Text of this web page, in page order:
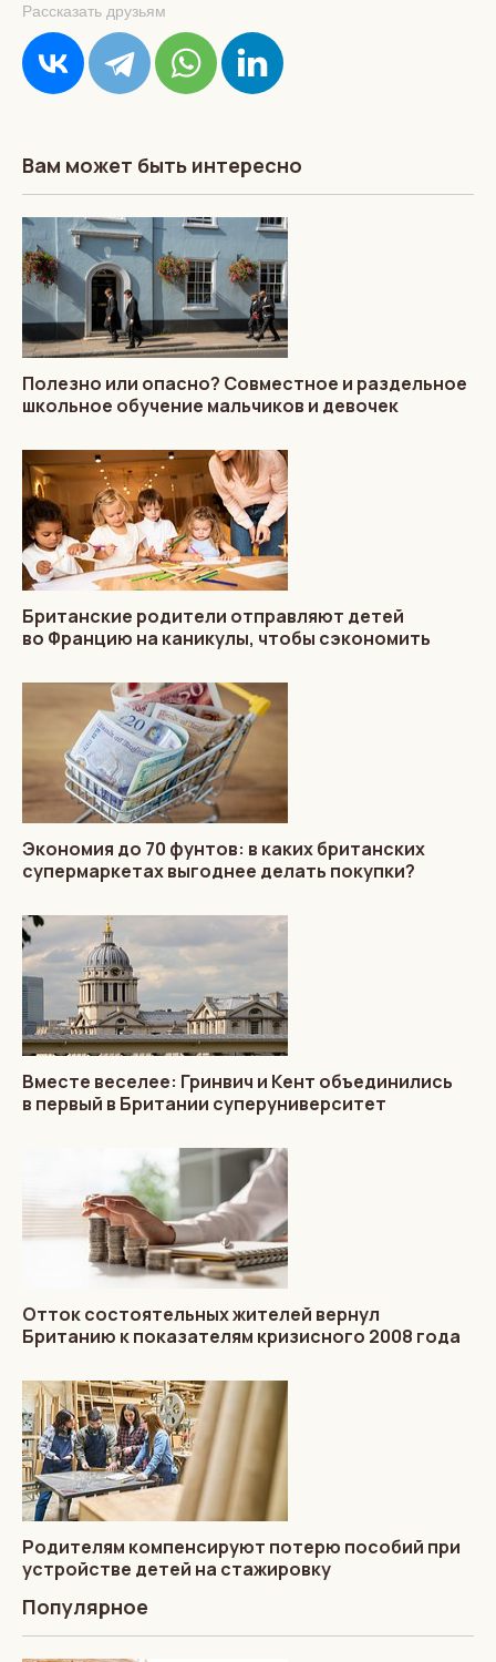
Рассказать друзьям
Вам может быть интересно
Полезно или опасно? Совместное и раздельное
школьное обучение мальчиков и девочек
Британские родители отправляют детей
во Францию на каникулы, чтобы сэкономить
Экономия до 70 фунтов: в каких британских
супермаркетах выгоднее делать покупки?
Вместе веселее: Гринвич и Кент объединились
в первый в Британии суперуниверситет
Отток состоятельных жителей вернул
Британию к показателям кризисного 2008 года
Родителям компенсируют потерю пособий при
устройстве детей на стажировку
Популярное